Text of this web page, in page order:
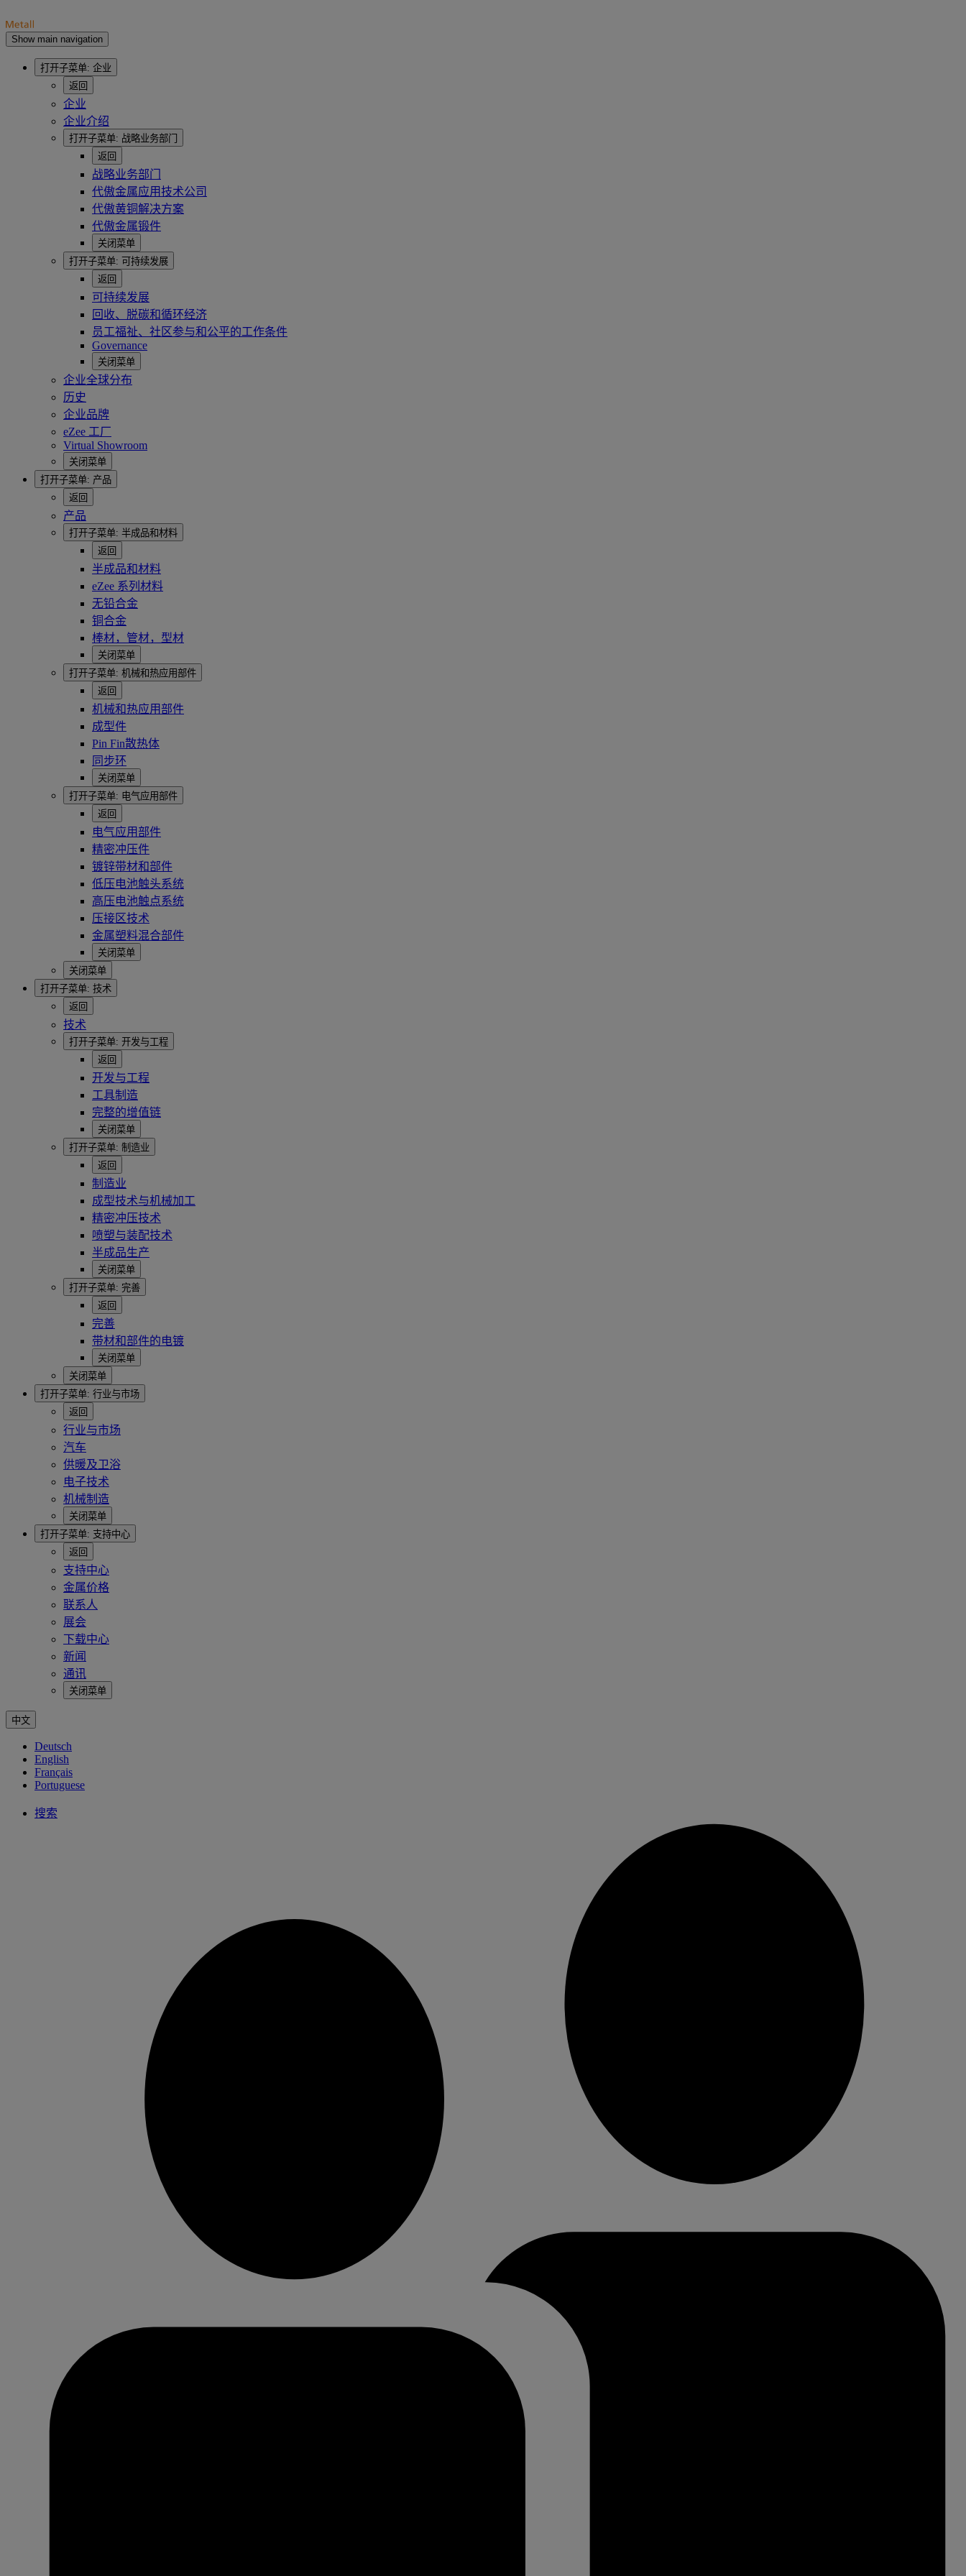
Show main navigation
打开子菜单: 企业
返回
企业
企业介绍
打开子菜单: 战略业务部门
返回
战略业务部门
代傲金属应用技术公司
代傲黄铜解决方案
代傲金属锻件
关闭菜单
打开子菜单: 可持续发展
返回
可持续发展
回收、脱碳和循环经济
员工福祉、社区参与和公平的工作条件
Governance
关闭菜单
企业全球分布
历史
企业品牌
eZee 工厂
Virtual Showroom
关闭菜单
打开子菜单: 产品
返回
产品
打开子菜单: 半成品和材料
返回
半成品和材料
eZee 系列材料
无铅合金
铜合金
棒材，管材，型材
关闭菜单
打开子菜单: 机械和热应用部件
返回
机械和热应用部件
成型件
Pin Fin散热体
同步环
关闭菜单
打开子菜单: 电气应用部件
返回
电气应用部件
精密冲压件
镀锌带材和部件
低压电池触头系统
高压电池触点系统
压接区技术
金属塑料混合部件
关闭菜单
关闭菜单
打开子菜单: 技术
返回
技术
打开子菜单: 开发与工程
返回
开发与工程
工具制造
完整的增值链
关闭菜单
打开子菜单: 制造业
返回
制造业
成型技术与机械加工
精密冲压技术
喷塑与装配技术
半成品生产
关闭菜单
打开子菜单: 完善
返回
完善
带材和部件的电镀
关闭菜单
关闭菜单
打开子菜单: 行业与市场
返回
行业与市场
汽车
供暖及卫浴
电子技术
机械制造
关闭菜单
打开子菜单: 支持中心
返回
支持中心
金属价格
联系人
展会
下载中心
新闻
通讯
关闭菜单
中文
Deutsch
English
Français
Portuguese
搜索